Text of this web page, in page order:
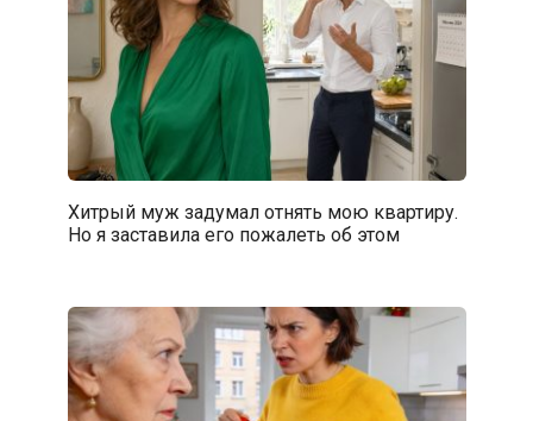
Хитрый муж задумал отнять мою квартиру.
Но я заставила его пожалеть об этом